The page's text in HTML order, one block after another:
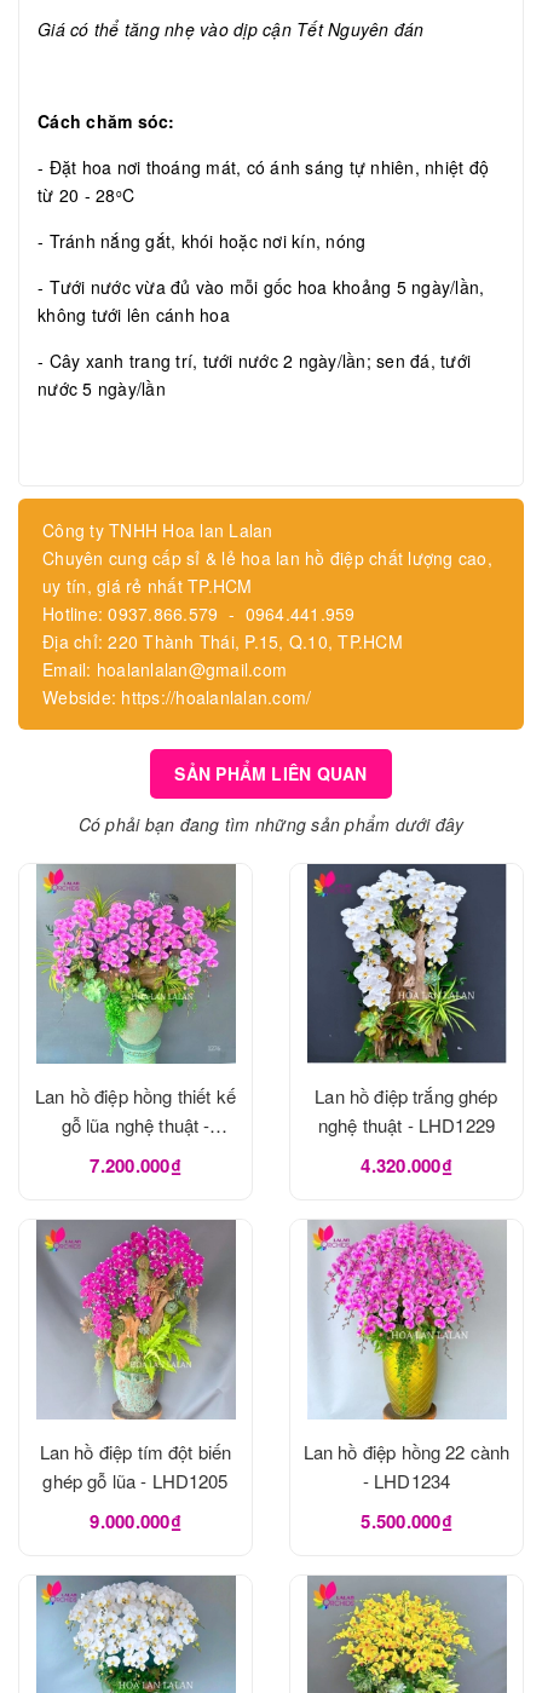
Giá có thể tăng nhẹ vào dịp cận Tết Nguyên đán
Cách chăm sóc:
- Đặt hoa nơi thoáng mát, có ánh sáng tự nhiên, nhiệt độ
từ 20 - 28oC
- Tránh nắng gắt, khói hoặc nơi kín, nóng
- Tưới nước vừa đủ vào mỗi gốc hoa khoảng 5 ngày/lần,
không tưới lên cánh hoa
- Cây xanh trang trí, tưới nước 2 ngày/lần; sen đá, tưới
nước 5 ngày/lần
Công ty TNHH Hoa lan Lalan
Chuyên cung cấp sỉ & lẻ hoa lan hồ điệp chất lượng cao,
uy tín, giá rẻ nhất TP.HCM
Hotline: 0937.866.579 - 0964.441.959
Địa chỉ: 220 Thành Thái, P.15, Q.10, TP.HCM
Email: hoalanlalan@gmail.com
Webside: https://hoalanlalan.com/
SẢN PHẨM LIÊN QUAN
Có phải bạn đang tìm những sản phẩm dưới đây
Lan hồ điệp hồng thiết kế
gỗ lũa nghệ thuật -
LHD1273
7.200.000₫
Lan hồ điệp trắng ghép
nghệ thuật - LHD1229
4.320.000₫
Lan hồ điệp tím đột biến
ghép gỗ lũa - LHD1205
9.000.000₫
Lan hồ điệp hồng 22 cành
- LHD1234
5.500.000₫